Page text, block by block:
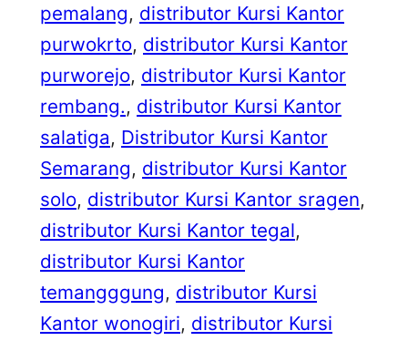
pemalang, distributor Kursi Kantor
purwokrto, distributor Kursi Kantor
purworejo, distributor Kursi Kantor
rembang., distributor Kursi Kantor
salatiga, Distributor Kursi Kantor
Semarang, distributor Kursi Kantor
solo, distributor Kursi Kantor sragen
distributor Kursi Kantor tegal
distributor Kursi Kantor
temangggung, distributor Kursi
Kantor wonogiri, distributor Kursi